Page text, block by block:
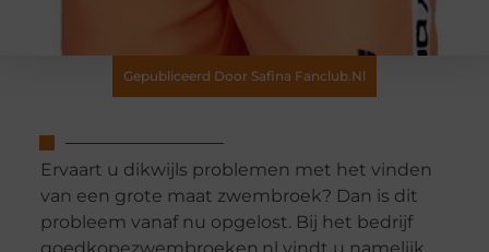
Gepubliceerd Door Safina Fanclub.nl
Ervaart u dikwijls problemen met het vinden
van een grote maat zwembroek? Dan is dit
probleem vanaf nu opgelost. Bij het bedrijf